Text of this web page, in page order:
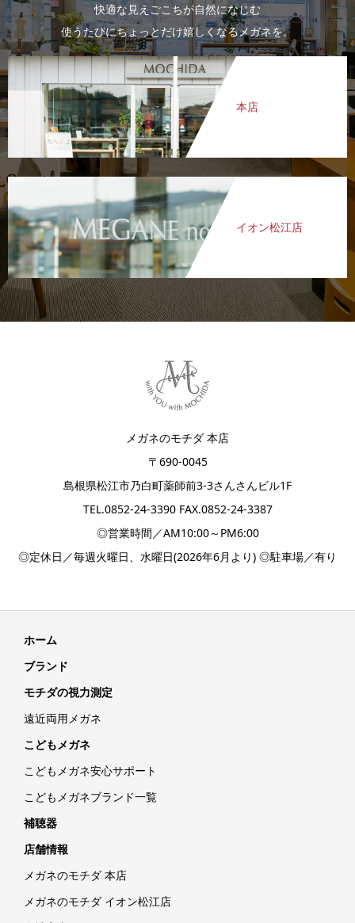
快適な見えごこちが自然になじむ
使うたびにちょっとだけ嬉しくなるメガネを。
本店
イオン松江店
メガネのモチダ 本店
〒690-0045
島根県松江市乃白町薬師前3-3さんさんビル1F
TEL.0852-24-3390FAX.0852-24-3387
◎営業時間／AM10:00～PM6:00
◎定休日／毎週火曜日、水曜日(2026年6月より) ◎駐車場／有り
ホーム
ブランド
モチダの視力測定
遠近両用メガネ
こどもメガネ
こどもメガネ安心サポート
こどもメガネブランド一覧
補聴器
店舗情報
メガネのモチダ 本店
メガネのモチダ イオン松江店